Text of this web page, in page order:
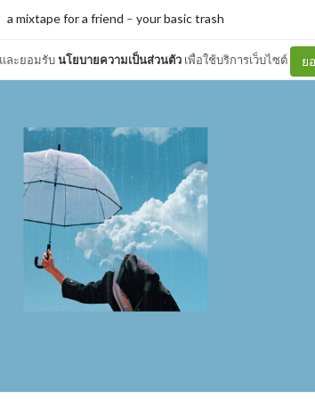
ละยอมรับนโยบายความเป็นส่วนตัว เพื่อใช้บริการเว็บไซต์ ย
a mixtape for a friend – your basic trash